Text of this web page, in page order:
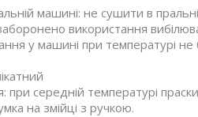
машині: не сушити в
використання
у машині при температурі
при середній температурі праски
на змійці з ручкою.